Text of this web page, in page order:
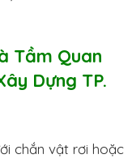
Tầm Quan
Dựng TP.
chắn vật rơi hoặc